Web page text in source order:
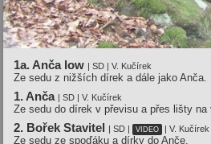
1a. Anča low | SD | V. Kučírek
Ze sedu z nižších dírek a dále jako Anča.
1. Anča | SD | V. Kučírek
Ze sedu do dírek v převisu a přes lišty na
2. Bořek Stavitel | SD | VIDEO | V. Kučírek
Ze sedu ze spoďáku a dírky do Anče.